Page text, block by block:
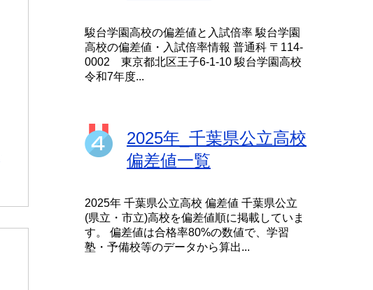
駿台学園高校の偏差値と入試倍率 駿台学園
高校の偏差値・入試倍率情報 普通科 〒114-
0002 東京都北区王子6-1-10 駿台学園高校
令和7年度...
2025年_千葉県公立高校
偏差値一覧
2025年 千葉県公立高校 偏差値 千葉県公立
(県立・市立)高校を偏差値順に掲載していま
す。 偏差値は合格率80%の数値で、学習
塾・予備校等のデータから算出...